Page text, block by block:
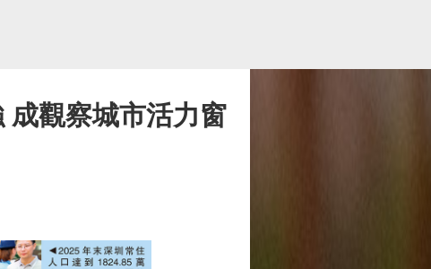
成觀察城市活力窗